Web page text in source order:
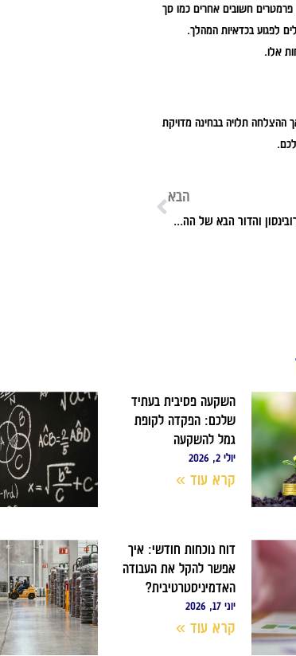
חשובים אחרים כמו סך
לפגוע בכדאיות המהלך.
אלו.
תלויה בבחינה מדויקת
הבא
פנים העיר, פנים חדשות: פרדי רובינסון והדור הבא של ההתחדשות העירונית כששכונות ותיקות הופכות למוקד ההשקעה החדש
השקעה פסיבית בעתיד
שלכם: הפקדה לקופת
גמל להשקעה
יולי 2, 2026
קרא עוד »
דוח נוכחות חודשי: איך
אפשר להקל את העבודה
האדמיניסטרטיבית?
יוני 17, 2026
קרא עוד »